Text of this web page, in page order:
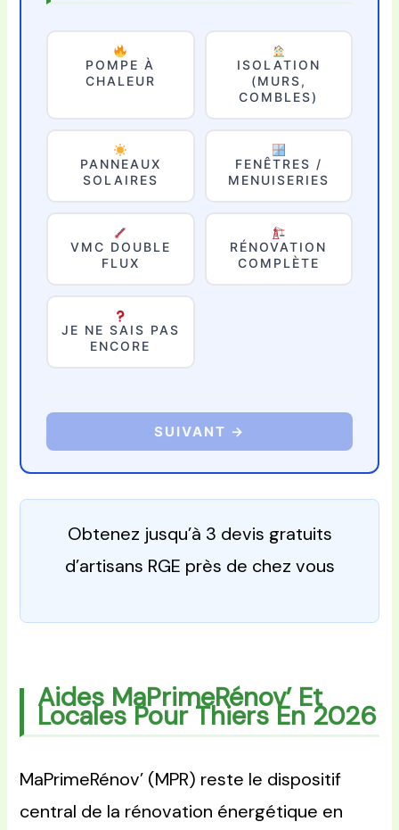
POMPE À
CHALEUR
ISOLATION
(MURS,
COMBLES)
PANNEAUX
SOLAIRES
FENÊTRES /
MENUISERIES
VMC DOUBLE
FLUX
RÉNOVATION
COMPLÈTE
JE NE SAIS PAS
ENCORE
SUIVANT →
Obtenez jusqu’à 3 devis gratuits
d’artisans RGE près de chez vous
Aides MaPrimeRénov’ Et
Locales Pour Thiers En 2026
MaPrimeRénov’ (MPR) reste le dispositif
central de la rénovation énergétique en